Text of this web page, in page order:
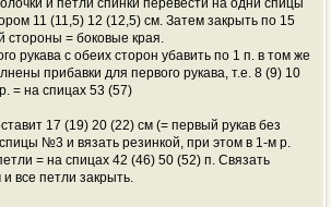
и петли спинки перевести на одни спицы
11 (11,5) 12 (12,5) см. Затем закрыть по 15
стороны = боковые края.
рукава с обеих сторон убавить по 1 п. в том же
прибавки для первого рукава, т.е. 8 (9) 10
= на спицах 53 (57)
17 (19) 20 (22) см (= первый рукав без
№3 и вязать резинкой, при этом в 1-м р.
= на спицах 42 (46) 50 (52) п. Связать
все петли закрыть.